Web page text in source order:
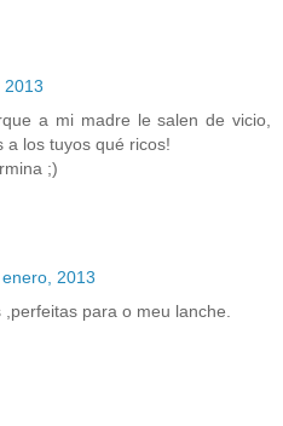
2013
a mi madre le salen de vicio,
a los tuyos qué ricos!
;)
2013
para o meu lanche.